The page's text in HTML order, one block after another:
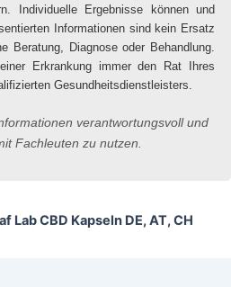
Individuelle Ergebnisse können und
Informationen sind kein Ersatz
Beratung, Diagnose oder Behandlung.
Erkrankung immer den Rat Ihres
Gesundheitsdienstleisters.
verantwortungsvoll und
Fachleuten zu nutzen.
Lab CBD Kapseln DE, AT, CH